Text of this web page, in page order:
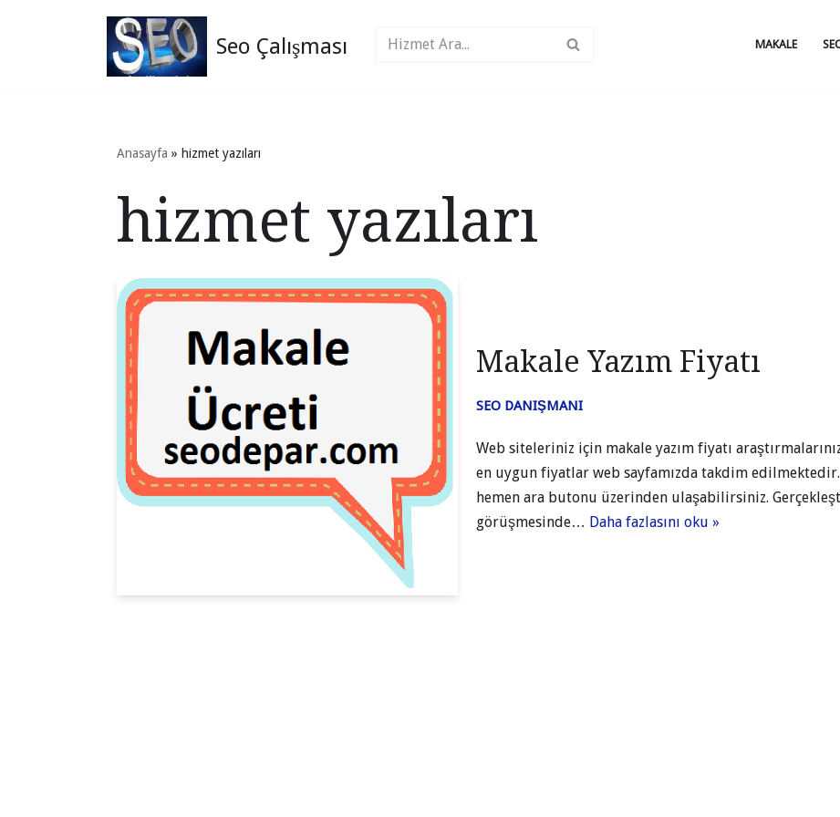
Seo Çalışması MAKALE
Anasayfa » hizmet yazıları
hizmet yazıları
Makale Yazım Fiyatı
SEO DANIŞMANI
Web siteleriniz için makale yazım fiyatı
en uygun fiyatlar web sayfamızda takdim
hemen ara butonu üzerinden ulaşabilirsiniz.
görüşmesinde… Daha fazlasını oku »